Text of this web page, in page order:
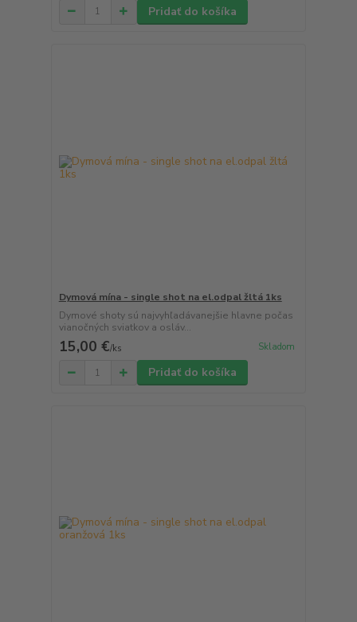
Pridať do košíka
Dymová mína - single shot na el.odpal žltá 1ks
Dymové shoty sú najvyhľadávanejšie hlavne počas
vianočných sviatkov a osláv...
15,00 €/ks Skladom
Pridať do košíka